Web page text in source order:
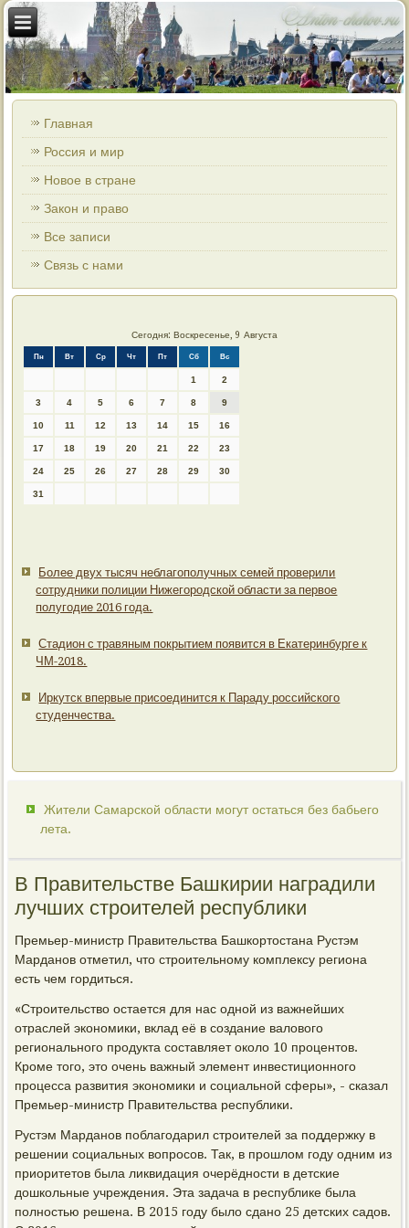
Главная
Россия и мир
Новое в стране
Закон и право
Все записи
Связь с нами
Сегодня: Воскресенье, 9 Августа
Пн Вт Ср Чт Пт Сб Вс
1 2
3 4 5 6 7 8 9
10 11 12 13 14 15 16
17 18 19 20 21 22 23
24 25 26 27 28 29 30
31
Более двух тысяч неблагополучных семей проверили
сотрудники полиции Нижегородской области за первое
полугодие 2016 года.
Стадион с травяным покрытием появится в Екатеринбурге к
ЧМ-2018.
Иркутск впервые присоединится к Параду российского
студенчества.
Жители Самарской области могут остаться без бабьего
лета.
В Правительстве Башкирии наградили
лучших строителей республики
Премьер-министр Правительства Башкортостана Рустэм
Марданов отметил, что строительному комплексу региона
есть чем гордиться.
«Строительство остается для нас одной из важнейших
отраслей экономики, вклад её в создание валового
регионального продукта составляет около 10 процентов.
Кроме того, это очень важный элемент инвестиционного
процесса развития экономики и социальной сферы», - сказал
Премьер-министр Правительства республики.
Рустэм Марданов поблагодарил строителей за поддержку в
решении социальных вопросов. Так, в прошлом году одним из
приоритетов была ликвидация очерёдности в детские
дошкольные учреждения. Эта задача в республике была
полностью решена. В 2015 году было сдано 25 детских садов.